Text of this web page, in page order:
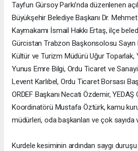
Tayfun Gürsoy Parkı’nda düzenlenen
Büyükşehir Belediye Başkanı Dr.
Kaymakamı İsmail Hakkı Ertaş, ilçe
Gürcistan Trabzon Başkonsolosu Sayın
Kültür ve Turizm Müdürü Uğur Toparlak,
Yunus Emre Bilgi, Ordu Ticaret ve Sanayi
Levent Karlıbel, Ordu Ticaret Borsası
ORDEF Başkanı Necati Özdemir, YEDAŞ
Koordinatörü Mustafa Öztürk, kamu
müdürleri, oda başkanları ve çok sayıda
Kurdele kesiminin ardından saygı